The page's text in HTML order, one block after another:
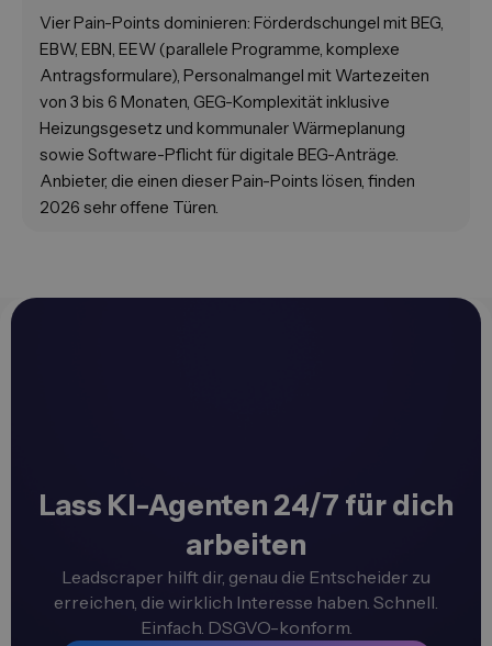
Vier Pain-Points dominieren: Förderdschungel mit BEG,
EBW, EBN, EEW (parallele Programme, komplexe
Antragsformulare), Personalmangel mit Wartezeiten
von 3 bis 6 Monaten, GEG-Komplexität inklusive
Heizungsgesetz und kommunaler Wärmeplanung
sowie Software-Pflicht für digitale BEG-Anträge.
Anbieter, die einen dieser Pain-Points lösen, finden
2026 sehr offene Türen.
Lass KI-Agenten 24/7 für dich
arbeiten
Leadscraper hilft dir, genau die Entscheider zu
erreichen, die wirklich Interesse haben. Schnell.
Einfach. DSGVO-konform.